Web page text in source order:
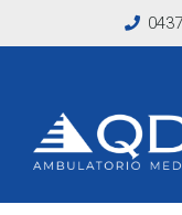
Tag:
del